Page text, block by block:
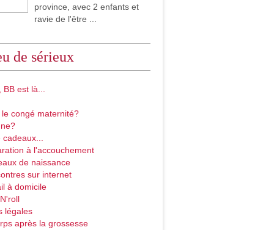
province, avec 2 enfants et
ravie de l'être ...
de sérieux
est là...
congé maternité?
à l'accouchement
de naissance
sur internet
à domicile
légales
après la grossesse